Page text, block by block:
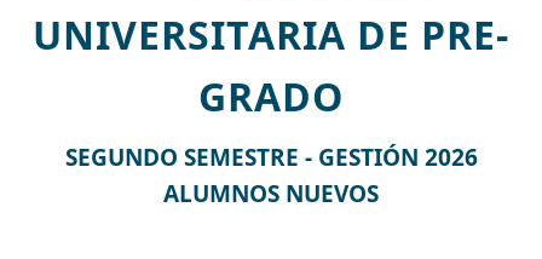
UNIVERSITARIA DE PRE-
GRADO
SEGUNDO SEMESTRE - GESTIÓN 2026
ALUMNOS NUEVOS